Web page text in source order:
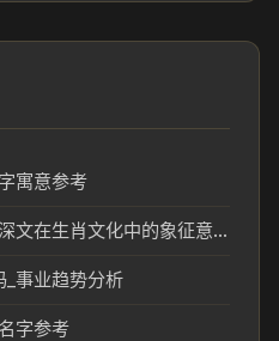
寓意参考
厚貌深文是什么生肖_厚貌深文在生肖文化中的象征意义
事业趋势分析
字参考